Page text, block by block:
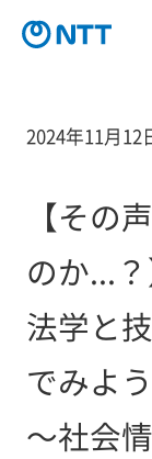
2024年11月12
【その
のか...
法学と
でみよう
～社会